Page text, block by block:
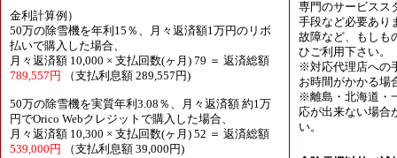
金利計算例）
50万の除雪機を年利15％、月々返済額1万円のリボ
払いで購入した場合、
月々返済額 10,000 × 支払回数(ヶ月) 79 ＝ 返済総額
789,557円
（支払利息額 289,557円)
50万の除雪機を実質年利3.08％、月々返済額 約1万
円でOrico Webクレジットで購入した場合、
月々返済額 10,300 × 支払回数(ヶ月) 52 ＝ 返済総額
539,000円
（支払利息額 39,000円)
専門のサービスス
手段など必要あり
故障など、もしも
ひご利用下さい。
※対応代理店への
お時間がかかる場
※離島・北海道・
応が出来ない場合
い。